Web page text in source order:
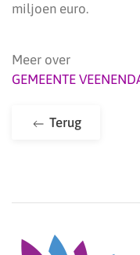
miljoen euro.
Meer over
GEMEENTE
Terug